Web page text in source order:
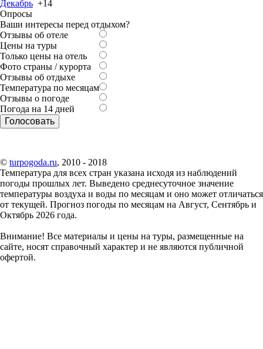
Декабрь +14
Опросы
Ваши интересы перед отдыхом?
Отзывы об отеле
Цены на туры
Только цены на отель
Фото страны / курорта
Отзывы об отдыхе
Температура по месяцам
Отзывы о погоде
Погода на 14 дней
© turpogoda.ru, 2010 - 2018
Температура для всех стран указана исходя из наблюдений
погоды прошлых лет. Выведено среднесуточное значение
температуры воздуха и воды по месяцам и оно может отличаться
от текущей. Прогноз погоды по месяцам на Август, Сентябрь и
Октябрь 2026 года.
Внимание! Все материалы и цены на туры, размещенные на
сайте, носят справочный характер и не являются публичной
офертой.